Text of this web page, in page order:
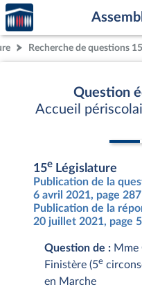
Aller au contenu
Aller en bas de la page
Accèder
à la
page
d'accueilRecherche de questions 15
Question
Accueil
15e Législature
Publication de la
6 avril 2021, page
Publication de la
20 juillet 2021, page
Question de : Mme
Finistère (5e
en Marche